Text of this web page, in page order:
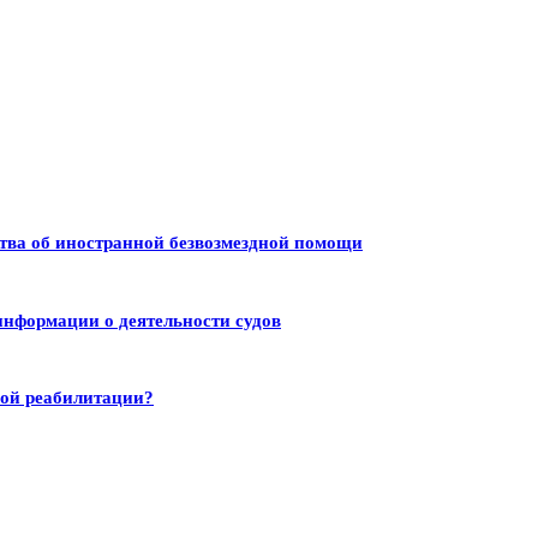
об иностранной безвозмездной помощи
о деятельности судов
реабилитации?